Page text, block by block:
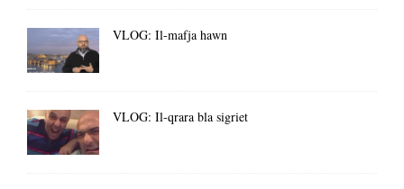
VLOG: Il-mafja hawn
VLOG: Il-qrara bla sigriet